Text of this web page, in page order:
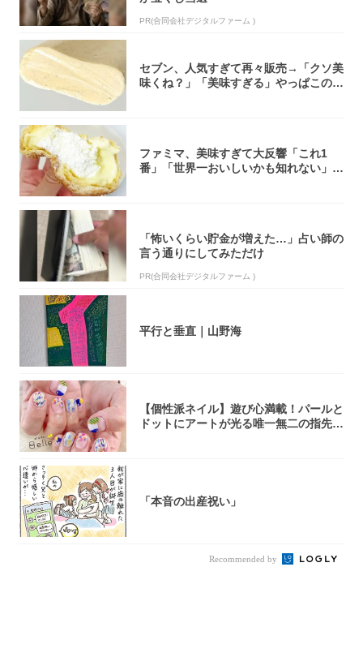
PR(合同会社デジタルファーム )
セブン、人気すぎて再々販売→「クソ美
味くね？」「美味すぎる」やっぱこのク
ファミマ、美味すぎて大反響「これ1
番」「世界一おいしいかも知れない」
「怖いくらい貯金が増えた…」占い師の
言う通りにしてみただけ
PR(合同会社デジタルファーム )
平行と垂直｜山野海
【個性派ネイル】遊び心満載！パールと
ドットにアートが光る唯一無二の指先が
「本音の出産祝い」
Recommended by